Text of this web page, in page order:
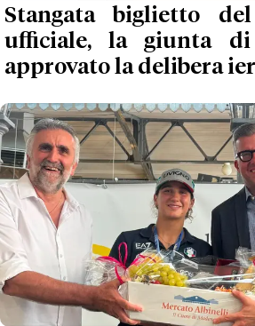
Stangata biglietto
ufficiale, la giunta di
approvato la delibera